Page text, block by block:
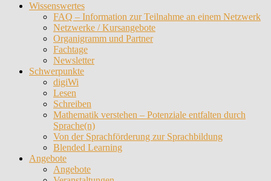
Wissenswertes
FAQ – Information zur Teilnahme an einem Netzwerk
Netzwerke / Kursangebote
Organigramm und Partner
Fachtage
Newsletter
Schwerpunkte
digiWi
Lesen
Schreiben
Mathematik verstehen – Potenziale entfalten durch
Sprache(n)
Von der Sprachförderung zur Sprachbildung
Blended Learning
Angebote
Angebote